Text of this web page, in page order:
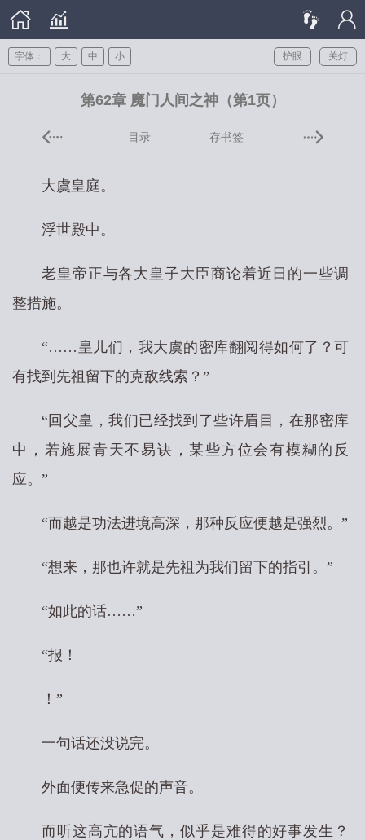
关灯
护眼
字体： 大 中 小
第62章 魔门人间之神（第1页）
目录 存书签
大虞皇庭。
浮世殿中。
老皇帝正与各大皇子大臣商论着近日的一些调
整措施。
“……皇儿们，我大虞的密库翻阅得如何了？可
有找到先祖留下的克敌线索？”
“回父皇，我们已经找到了些许眉目，在那密库
中，若施展青天不易诀，某些方位会有模糊的反
应。”
“而越是功法进境高深，那种反应便越是强烈。”
“想来，那也许就是先祖为我们留下的指引。”
“如此的话……”
“报！
！”
一句话还没说完。
外面便传来急促的声音。
而听这高亢的语气，似乎是难得的好事发生？